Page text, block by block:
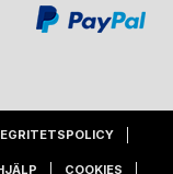
COOKIES